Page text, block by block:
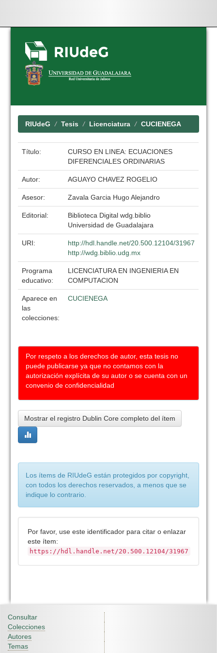
Skip
navigation
RIUdeG Tesis Licenciatura CUCIENEGA
Título:
CURSO EN LINEA: ECUACIONES
DIFERENCIALES ORDINARIAS
Autor: AGUAYO CHAVEZ ROGELIO
Asesor: Zavala Garcia Hugo Alejandro
Editorial:
Biblioteca Digital wdg.biblio
Universidad de Guadalajara
URI:
http://hdl.handle.net/20.500.12104/31967
http://wdg.biblio.udg.mx
Programa
educativo:
LICENCIATURA EN INGENIERIA EN
COMPUTACION
Aparece en
las
colecciones:
CUCIENEGA
Por respeto a los derechos de autor, esta tesis no
puede publicarse ya que no contamos con la
autorización explícita de su autor o se cuenta con un
convenio de confidencialidad
Mostrar el registro Dublin Core completo del ítem
Los ítems de RIUdeG están protegidos por copyright,
con todos los derechos reservados, a menos que se
indique lo contrario.
Por favor, use este identificador para citar o enlazar
este ítem:
https://hdl.handle.net/20.500.12104/31967
Consultar
Colecciones
Autores
Temas